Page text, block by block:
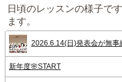
日頃のレッスンの様子で
ます。
2026.6.14(日)発表会が無事
新年度🌸START